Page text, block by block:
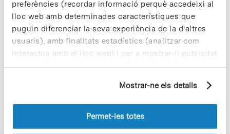
preferències (recordar informació perquè accedeixi al
lloc web amb determinades característiques que
puguin diferenciar la seva experiència de la d'altres
usuaris), amb finalitats estadístics (analitzar com
interactua amb el lloc web) i per a mostrar-li publicitat
personalitzada sobre la base d'un perfil elaborat a
pàgines visitades). Per a obtenir més informació sobre
les cookies pot consultar laPolítica de cookiesdel
Mostrar-ne els detalls
Permet-les totes